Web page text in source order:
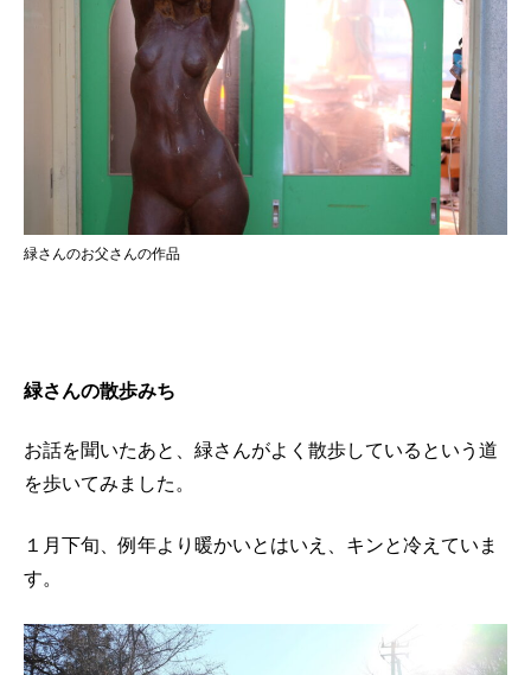
緑さんのお父さんの作品
緑さんの散歩みち
お話を聞いたあと、緑さんがよく散歩しているという道
を歩いてみました。
１月下旬、例年より暖かいとはいえ、キンと冷えていま
す。